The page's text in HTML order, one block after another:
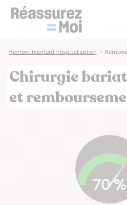
Remboursement hospitalisation >
Chirurgie
et
70%